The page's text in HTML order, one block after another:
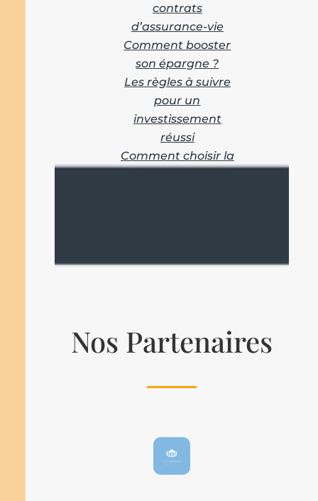
contrats
d’assurance-vie
Comment booster
son épargne ?
Les règles à suivre
pour un
investissement
réussi
Comment choisir la
Nos Partenaires